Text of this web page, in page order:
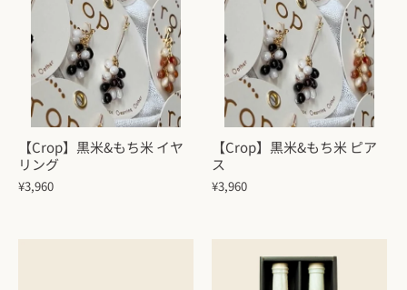
【Crop】黒米&もち米 イヤ
リング
¥3,960
【Crop】黒米&もち米 ピア
ス
¥3,960